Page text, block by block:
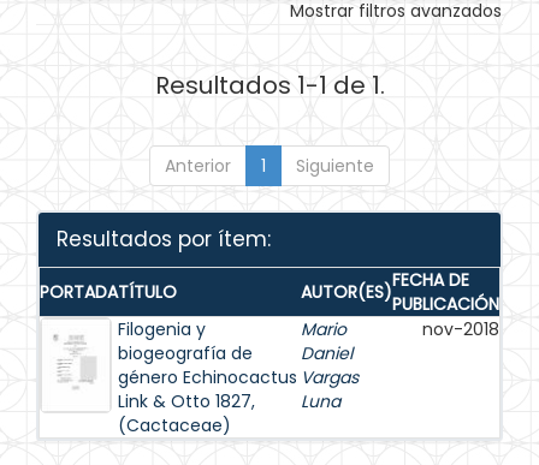
Mostrar filtros avanzados
Resultados 1-1 de 1.
Anterior 1 Siguiente
Resultados por ítem:
PORTADATÍTULO AUTOR(ES)FECHA DE
PUBLICACIÓN
Filogenia y
biogeografía de
género Echinocactus
Link & Otto 1827,
(Cactaceae)
Mario
Daniel
Vargas
Luna
nov-2018